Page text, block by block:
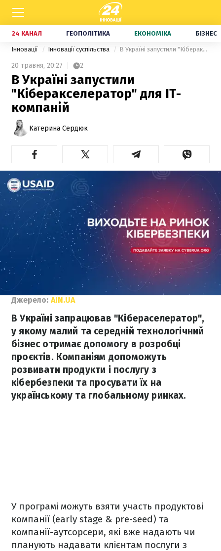
24 КАНАЛ ГЕОПОЛІТИКА ЕКОНОМІКА БІЗНЕС
Інновації Інновації суспільства В Україні запустили "Кіберакселератор" для ІТ-компаній
20 травня, 20:27 2
В Україні запустили
"Кіберакселератор" для ІТ-
компаній
Катерина Сердюк
Джерело: AIN.UA
В Україні запрацював "Кібераселератор",
у якому малий та середній технологічний
бізнес отримає допомогу в розробці
проєктів. Компаніям допоможуть
розвивати продукти і послугу з
кібербезпеки та просувати їх на
українському та глобальному ринках.
У програмі можуть взяти участь продуктові
компанії (early stage & pre-seed) та
компанії-аутсорсери, які вже надають чи
планують надавати клієнтам послуги з